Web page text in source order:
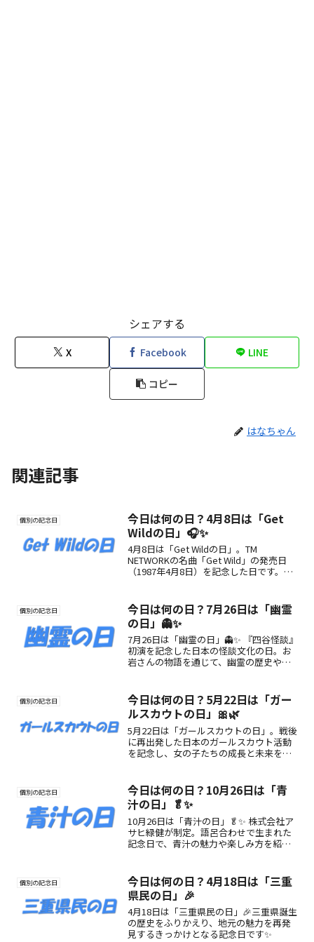
シェアする
X Facebook LINE
コピー
はなちゃん
関連記事
個別の記念日
今日は何の日？4月8日は「Get
Wildの日」🎧✨
4月8日は「Get Wildの日」。TM
NETWORKの名曲「Get Wild」の発売日
（1987年4月8日）を記念した日です。ア
紹介します。
個別の記念日
今日は何の日？7月26日は「幽霊
の日」👻✨
7月26日は「幽霊の日」👻✨ 『四谷怪談』
初演を記念した日本の怪談文化の日。お
岩さんの物語を通じて、幽霊の歴史や美
個別の記念日
今日は何の日？5月22日は「ガー
ルスカウトの日」🎀🌿
5月22日は「ガールスカウトの日」。戦後
に再出発した日本のガールスカウト活動
を記念し、女の子たちの成長と未来を応
個別の記念日
今日は何の日？10月26日は「青
汁の日」🥬✨
10月26日は「青汁の日」🥬✨ 株式会社ア
サヒ緑健が制定。語呂合わせで生まれた
記念日で、青汁の魅力や楽しみ方を紹
個別の記念日
今日は何の日？4月18日は「三重
県民の日」🎉
4月18日は「三重県民の日」🎉三重県誕生
の歴史をふりかえり、地元の魅力を再発
見するきっかけとなる記念日です✨